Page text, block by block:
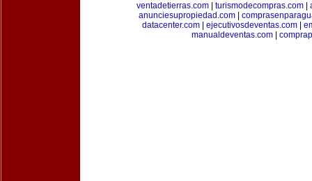
ventadetierras.com
turismodecompras.com
anunciesupropiedad.com|
datacenter.com
ejecutivosdeventas.com
manualdeventas.com|